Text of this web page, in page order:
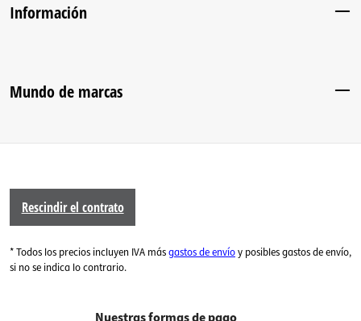
Información
Mundo de marcas
Rescindir el contrato
* Todos los precios incluyen IVA másgastos de envíoy posibles gastos de envío,
si no se indica lo contrario.